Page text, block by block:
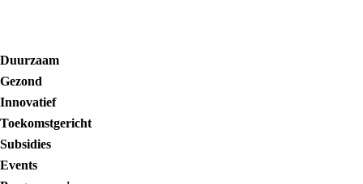
Duurzaam
Gezond
Innovatief
Toekomstgericht
Subsidies
Events